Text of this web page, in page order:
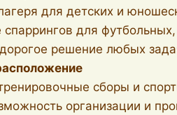
для детских и
для
решение любых
сборы и
организации и